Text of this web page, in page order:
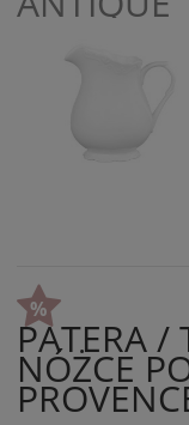
PATERA /
NÓŻCE